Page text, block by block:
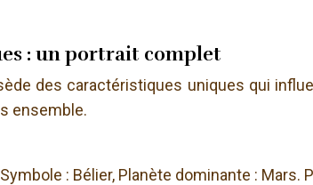
: un portrait complet
des caractéristiques uniques qui
ensemble.
: Bélier, Planète dominante : Mars.